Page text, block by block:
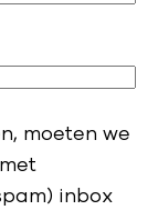
moeten we
inbox